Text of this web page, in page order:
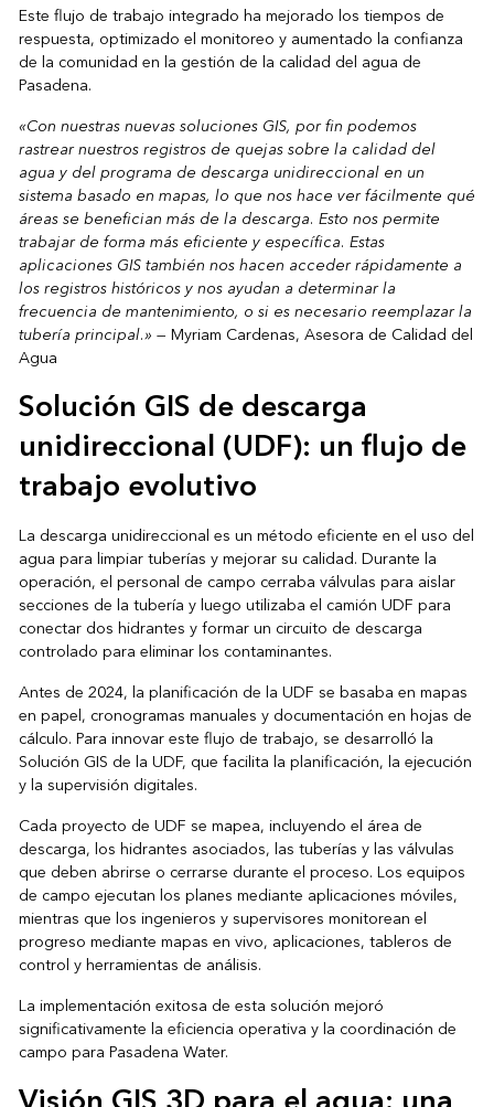
Este flujo de trabajo integrado ha mejorado los tiempos de
respuesta, optimizado el monitoreo y aumentado la confianza
de la comunidad en la gestión de la calidad del agua de
Pasadena.
«Con nuestras nuevas soluciones GIS, por fin podemos
rastrear nuestros registros de quejas sobre la calidad del
agua y del programa de descarga unidireccional en un
sistema basado en mapas, lo que nos hace ver fácilmente qué
áreas se benefician más de la descarga. Esto nos permite
trabajar de forma más eficiente y específica. Estas
aplicaciones GIS también nos hacen acceder rápidamente a
los registros históricos y nos ayudan a determinar la
frecuencia de mantenimiento, o si es necesario reemplazar la
tubería principal.» — Myriam Cardenas, Asesora de Calidad del
Agua
Solución GIS de descarga
unidireccional (UDF): un flujo de
trabajo evolutivo
La descarga unidireccional es un método eficiente en el uso del
agua para limpiar tuberías y mejorar su calidad. Durante la
operación, el personal de campo cerraba válvulas para aislar
secciones de la tubería y luego utilizaba el camión UDF para
conectar dos hidrantes y formar un circuito de descarga
controlado para eliminar los contaminantes.
Antes de 2024, la planificación de la UDF se basaba en mapas
en papel, cronogramas manuales y documentación en hojas de
cálculo. Para innovar este flujo de trabajo, se desarrolló la
Solución GIS de la UDF, que facilita la planificación, la ejecución
y la supervisión digitales.
Cada proyecto de UDF se mapea, incluyendo el área de
descarga, los hidrantes asociados, las tuberías y las válvulas
que deben abrirse o cerrarse durante el proceso. Los equipos
de campo ejecutan los planes mediante aplicaciones móviles,
mientras que los ingenieros y supervisores monitorean el
progreso mediante mapas en vivo, aplicaciones, tableros de
control y herramientas de análisis.
La implementación exitosa de esta solución mejoró
significativamente la eficiencia operativa y la coordinación de
campo para Pasadena Water.